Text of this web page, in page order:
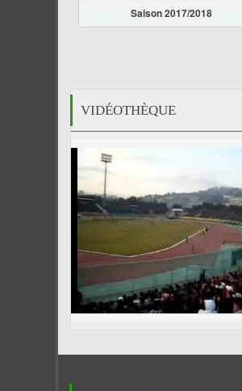
Saison 2017/2018
VIDÉOTHÈQUE